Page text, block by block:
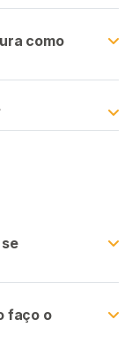
como
faço o